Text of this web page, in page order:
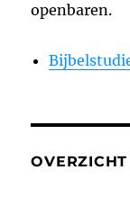
openbaren.